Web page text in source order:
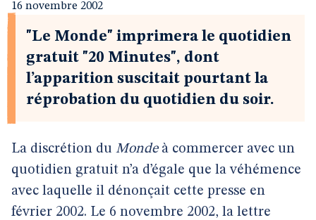
16 novembre 2002
"Le Monde" imprimera le quotidien
gratuit "20 Minutes", dont
l’apparition suscitait pourtant la
réprobation du quotidien du soir.
La discrétion du Mondeà commercer avec un
quotidien gratuit n’a d’égale que la véhémence
avec laquelle il dénonçait cette presse en
février 2002. Le 6 novembre 2002, la lettre